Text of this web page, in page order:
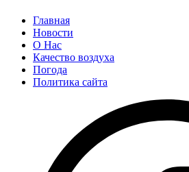
Главная
Новости
О Нас
Качество воздуха
Погода
Политика сайта